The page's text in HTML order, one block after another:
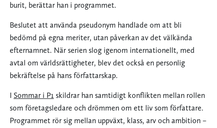
burit, berättar han i programmet.
Beslutet att använda pseudonym handlade om att bli
bedömd på egna meriter, utan påverkan av det välkända
efternamnet. När serien slog igenom internationellt, med
avtal om världsrättigheter, blev det också en personlig
bekräftelse på hans författarskap.
I Sommar i P1 skildrar han samtidigt konflikten mellan rollen
som företagsledare och drömmen om ett liv som författare.
Programmet rör sig mellan uppväxt, klass, arv och ambition –